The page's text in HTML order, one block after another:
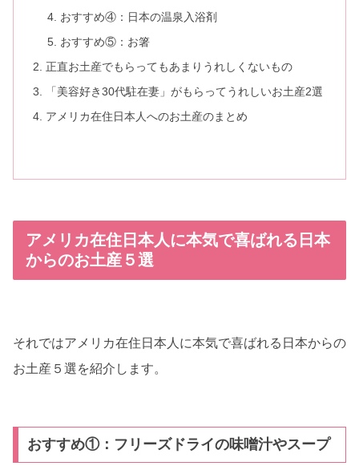
おすすめ④：日本の温泉入浴剤
おすすめ⑤：お箸
正直お土産でもらってもあまりうれしくないもの
「美容好き30代駐在妻」がもらってうれしいお土産2選
アメリカ在住日本人へのお土産のまとめ
アメリカ在住日本人に本気で喜ばれる日本
からのお土産５選
それではアメリカ在住日本人に本気で喜ばれる日本からの
お土産５選を紹介します。
おすすめ①：フリーズドライの味噌汁やスープ